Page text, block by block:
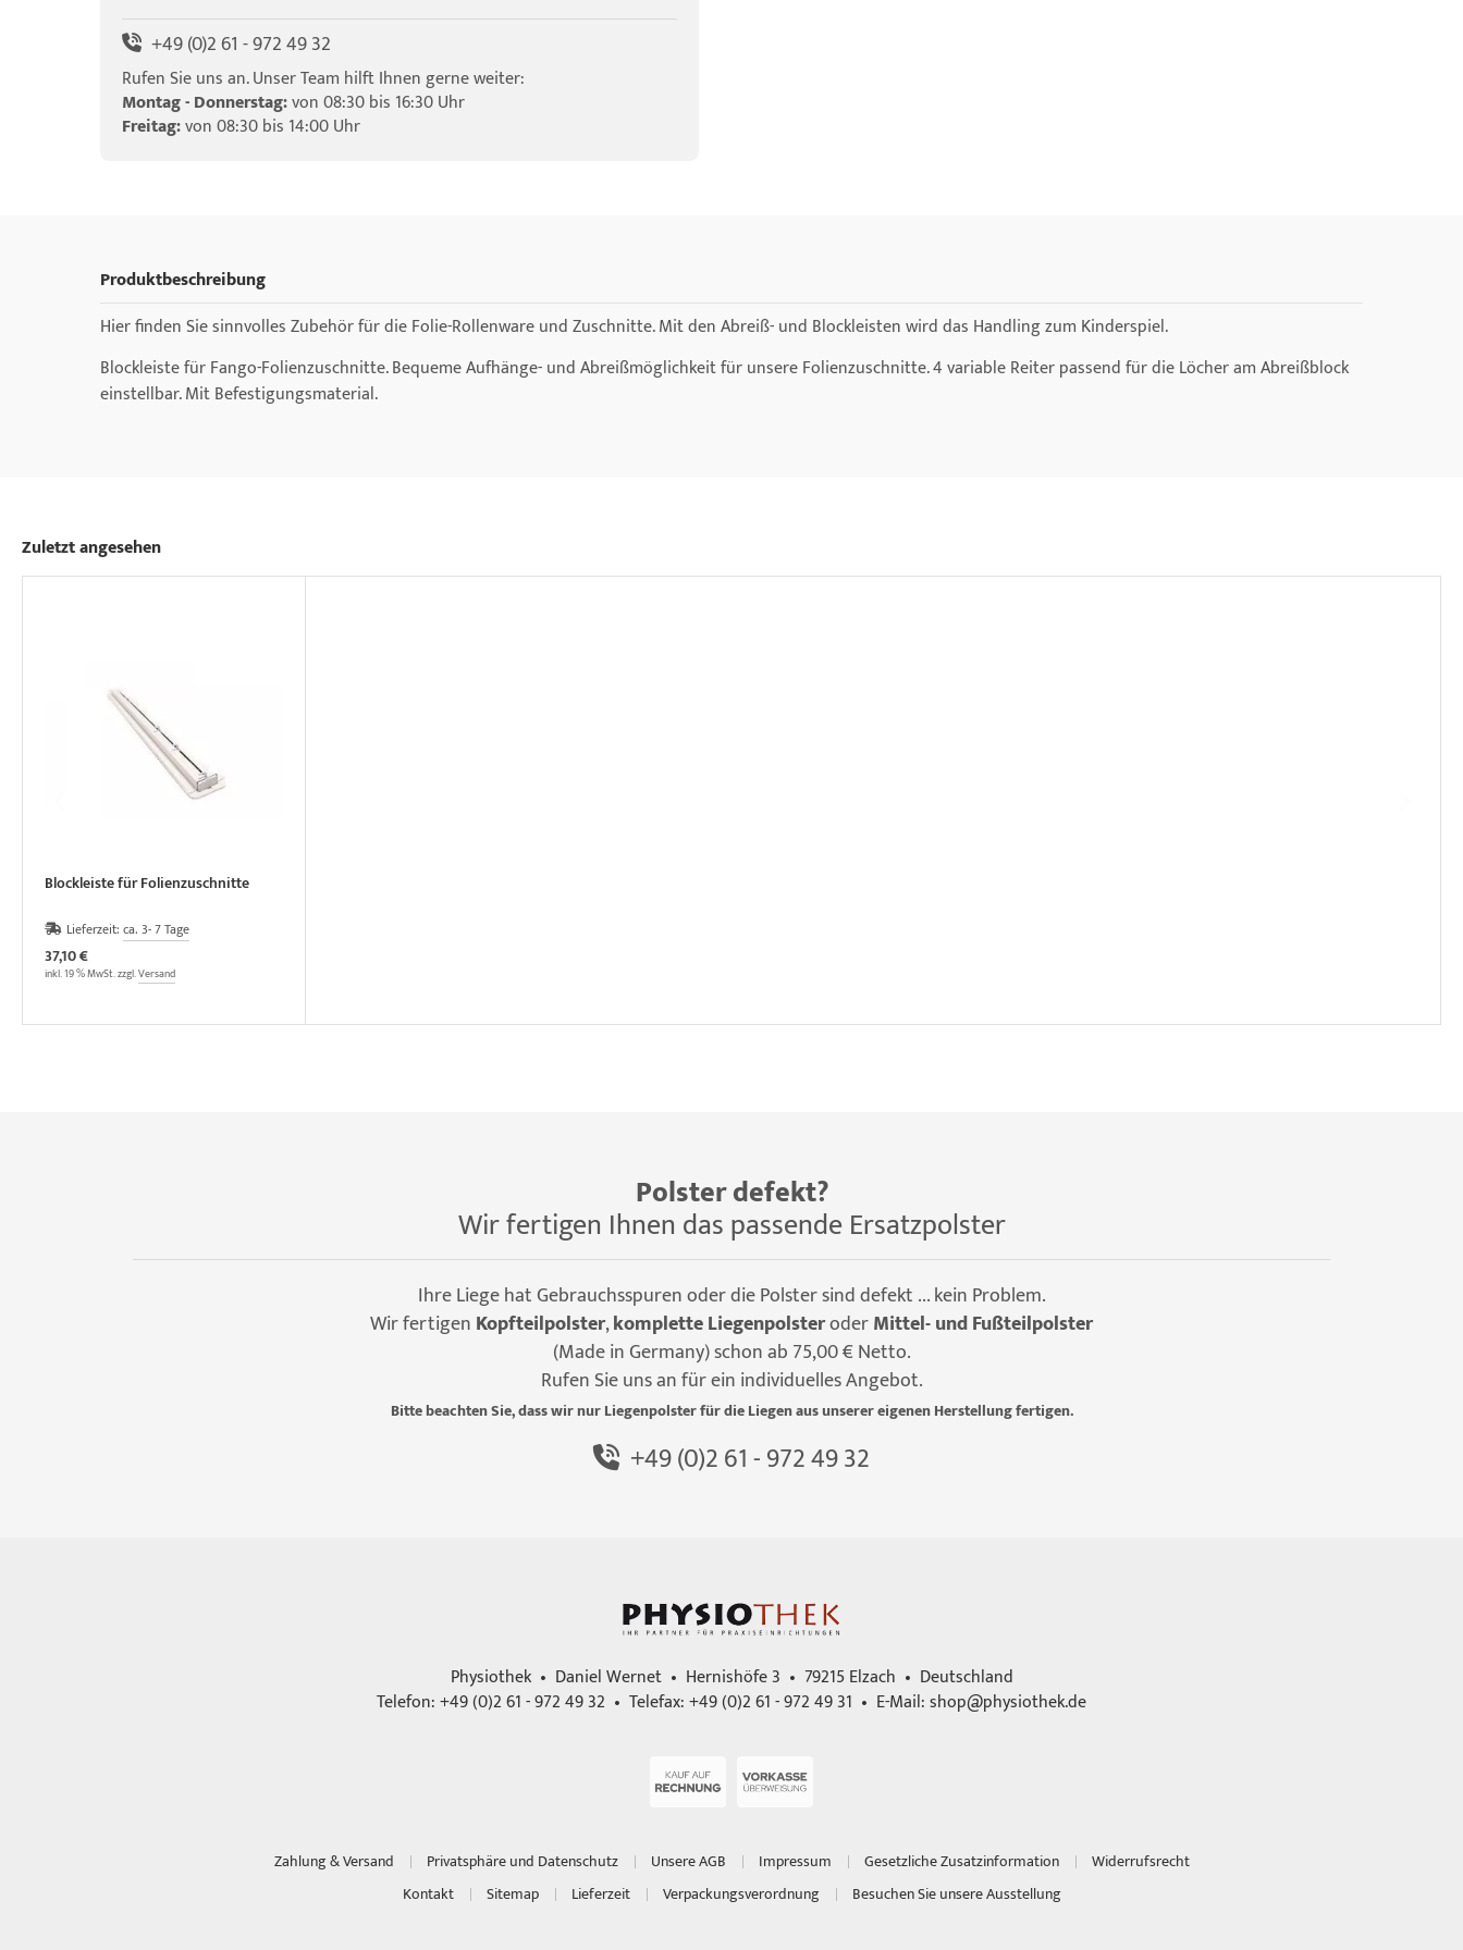
+49 (0)2 61 - 972 49 32
Rufen Sie uns an. Unser Team hilft Ihnen gerne weiter:
Montag - Donnerstag:von 08:30 bis 16:30 Uhr
Freitag:von 08:30 bis 14:00 Uhr
Produktbeschreibung
Hier finden Sie sinnvolles Zubehör für die Folie-Rollenware und Zuschnitte. Mit den Abreiß- und Blockleisten wird das Handling zum Kinderspiel.
Blockleiste für Fango-Folienzuschnitte. Bequeme Aufhänge- und Abreißmöglichkeit für unsere Folienzuschnitte. 4 variable Reiter passend für die Löcher am Abreißblock
einstellbar. Mit Befestigungsmaterial.
Zuletzt angesehen
Blockleiste für Folienzuschnitte
Lieferzeit: ca. 3- 7 Tage
37,10 €
inkl. 19 % MwSt. zzgl.Versand
Polster defekt?
Wir fertigen Ihnen das passende Ersatzpolster
Ihre Liege hat Gebrauchsspuren oder die Polster sind defekt ... kein Problem.
Wir fertigen Kopfteilpolster,komplette LiegenpolsteroderMittel- und Fußteilpolster
(Made in Germany) schon ab 75,00 € Netto.
Rufen Sie uns an für ein individuelles Angebot.
Bitte beachten Sie, dass wir nur Liegenpolster für die Liegen aus unserer eigenen Herstellung fertigen.
+49 (0)2 61 - 972 49 32
Physiothek • Daniel Wernet • Hernishöfe 3 • 79215 Elzach • Deutschland
Telefon: +49 (0)2 61 - 972 49 32 • Telefax: +49 (0)2 61 - 972 49 31 • E-Mail:shop@physiothek.de
Zahlung & Versand Privatsphäre und Datenschutz Unsere AGB Impressum Gesetzliche Zusatzinformation
Widerrufsrecht
Kontakt
Sitemap Lieferzeit Verpackungsverordnung Besuchen Sie unsere Ausstellung